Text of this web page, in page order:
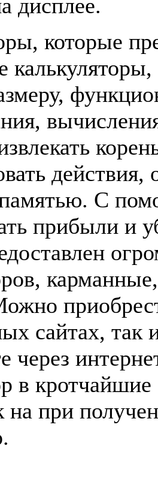
дисплее.
которые
С
прибыли и
сайтах, так
через
в
на при